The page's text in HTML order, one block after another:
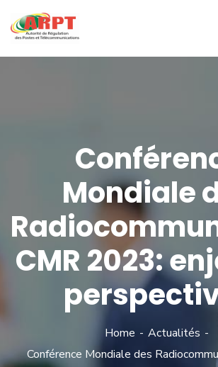
Mondiale
CMR 2023:
Home
Actualités
Conférence Mondiale des